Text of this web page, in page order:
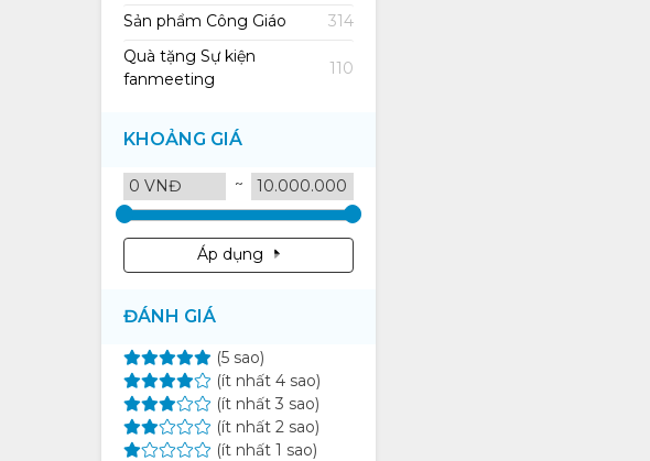
Sản phẩm Công Giáo
314
Quà tặng Sự kiện
fanmeeting
110
KHOẢNG GIÁ
~
Áp dụng
ĐÁNH GIÁ
(5 sao)
(ít nhất 4 sao)
(ít nhất 3 sao)
(ít nhất 2 sao)
(ít nhất 1 sao)